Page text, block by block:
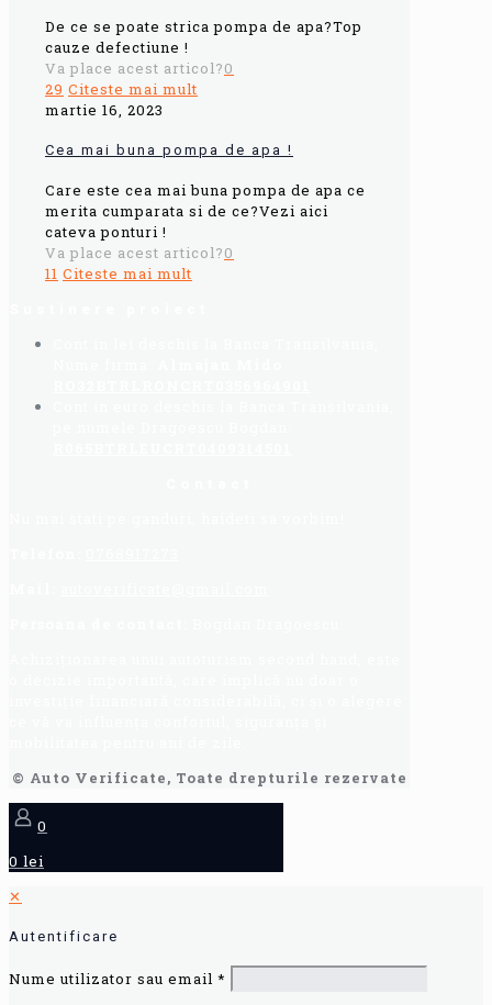
De ce se poate strica pompa de apa?Top
cauze defectiune !
Va place acest articol?0
29 Citeste mai mult
martie 16, 2023
Cea mai buna pompa de apa !
Care este cea mai buna pompa de apa ce
merita cumparata si de ce?Vezi aici
cateva ponturi !
Va place acest articol?0
11 Citeste mai mult
© Auto Verificate, Toate drepturile rezervate
0
0 lei
✕
Autentificare
Nume utilizator sau email *